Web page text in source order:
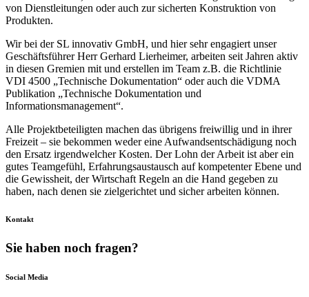
von Dienstleitungen oder auch zur sicherten Konstruktion von
Produkten.
Wir bei der SL innovativ GmbH, und hier sehr engagiert unser
Geschäftsführer Herr Gerhard Lierheimer, arbeiten seit Jahren aktiv
in diesen Gremien mit und erstellen im Team z.B. die Richtlinie
VDI 4500 „Technische Dokumentation“ oder auch die VDMA
Publikation „Technische Dokumentation und
Informationsmanagement“.
Alle Projektbeteiligten machen das übrigens freiwillig und in ihrer
Freizeit – sie bekommen weder eine Aufwandsentschädigung noch
den Ersatz irgendwelcher Kosten. Der Lohn der Arbeit ist aber ein
gutes Teamgefühl, Erfahrungsaustausch auf kompetenter Ebene und
die Gewissheit, der Wirtschaft Regeln an die Hand gegeben zu
haben, nach denen sie zielgerichtet und sicher arbeiten können.
Kontakt
Sie haben noch fragen?
Social Media